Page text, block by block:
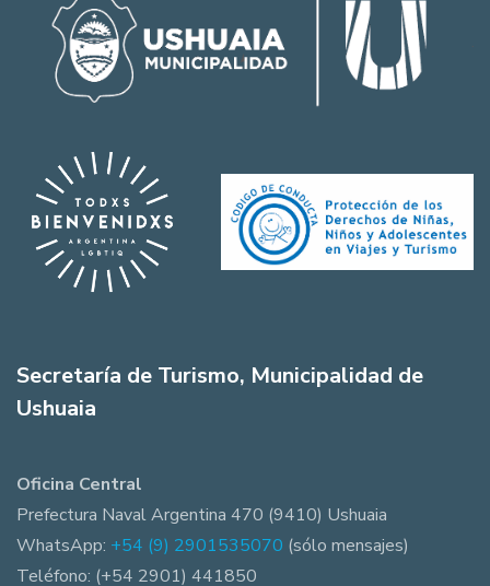
Secretaría de Turismo, Municipalidad de
Ushuaia
Oficina Central
Prefectura Naval Argentina 470 (9410) Ushuaia
WhatsApp: +54 (9) 2901535070 (sólo mensajes)
Teléfono: (+54 2901) 441850